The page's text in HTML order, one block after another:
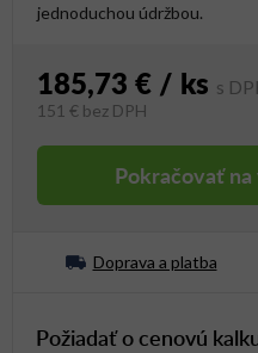
jednoduchou údržbou.
185,73 € / ks
151 € bez DPH
Pokračovať
Doprava a platba
Požiadať o cenovú